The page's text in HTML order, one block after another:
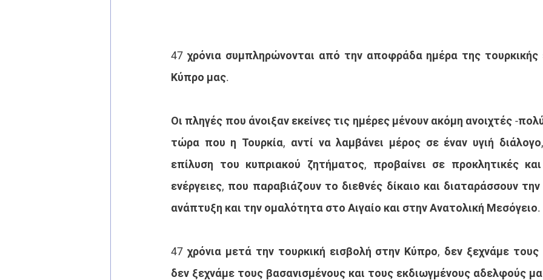
47 χρόνια συμπληρώνονται από την αποφράδα ημέρα της τουρκικής
Κύπρο μας.
Οι πληγές που άνοιξαν εκείνες τις ημέρες μένουν ακόμη ανοιχτές -
τώρα που η Τουρκία, αντί να λαμβάνει μέρος σε έναν υγιή
επίλυση του κυπριακού ζητήματος, προβαίνει σε προκλητικές
ενέργειες, που παραβιάζουν το διεθνές δίκαιο και διαταράσσουν
ανάπτυξη και την ομαλότητα στο Αιγαίο και στην Ανατολική Μεσόγειο.
47 χρόνια μετά την τουρκική εισβολή στην Κύπρο, δεν ξεχνάμε τους
δεν ξεχνάμε τους βασανισμένους και τους εκδιωγμένους αδελφούς